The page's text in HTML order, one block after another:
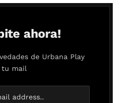
ahora!
de Urbana Play
tu mail